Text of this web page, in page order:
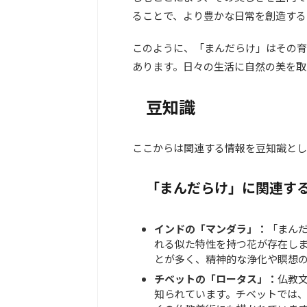
ることで、より豊かな日常を創造す
このように、「まんだらけ」はその
あります。日々の生活に自然の美を
豆知識
ここからは関連する情報を豆知識と
「まんだらけ」に関連す
インドの「マンダラ」：
「ま
れる似た特性を持つ花が存在し
とが多く、精神的な浄化や瞑想
チベットの「ロータス」： 仏教
知られています。チベットでは